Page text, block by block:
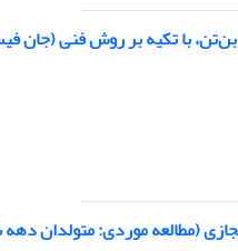
با تکیه بر روش فنی (جان
(مطالعه موردی: متولدان